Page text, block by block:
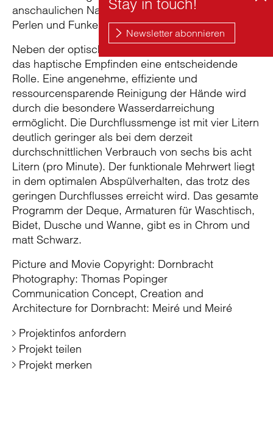
anschaulichen Namen „Pearl Stream“, der auf das
Perlen und Funkeln des Wassers verweist.
Neben der optischen Wahrnehmung spielte auch
das haptische Empfinden eine entscheidende
Rolle. Eine angenehme, effiziente und
ressourcensparende Reinigung der Hände wird
durch die besondere Wasserdarreichung
ermöglicht. Die Durchflussmenge ist mit vier Litern
deutlich geringer als bei dem derzeit
durchschnittlichen Verbrauch von sechs bis acht
Litern (pro Minute). Der funktionale Mehrwert liegt
in dem optimalen Abspülverhalten, das trotz des
geringen Durchflusses erreicht wird. Das gesamte
Programm der Deque, Armaturen für Waschtisch,
Bidet, Dusche und Wanne, gibt es in Chrom und
matt Schwarz.
Picture and Movie Copyright: Dornbracht
Photography: Thomas Popinger
Communication Concept, Creation and
Architecture for Dornbracht: Meiré und Meiré
Projektinfos anfordern
Projekt teilen
Projekt merken